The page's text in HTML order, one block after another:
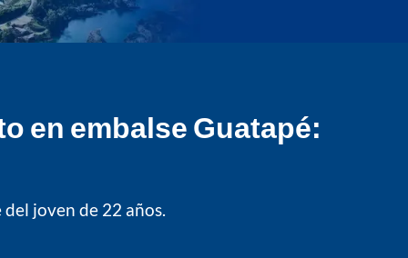
en embalse Guatapé:
joven de 22 años.